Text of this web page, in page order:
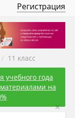
Регистрация
/ 11 класс
учебного года
на
×